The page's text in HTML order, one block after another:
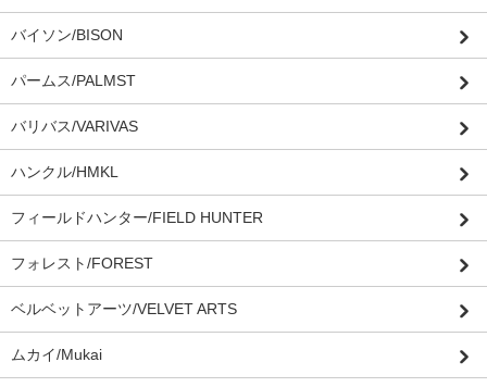
バイソン/BISON
パームス/PALMST
バリバス/VARIVAS
ハンクル/HMKL
フィールドハンター/FIELD HUNTER
フォレスト/FOREST
ベルベットアーツ/VELVET ARTS
ムカイ/Mukai